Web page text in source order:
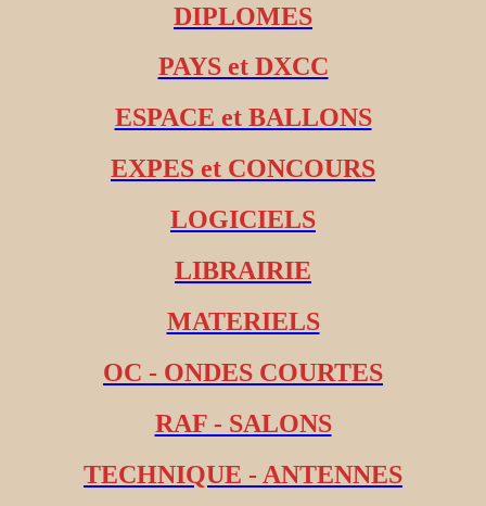
DIPLOMES
PAYS et DXCC
ESPACE et BALLONS
EXPES et CONCOURS
LOGICIELS
LIBRAIRIE
MATERIELS
OC - ONDES COURTES
RAF - SALONS
TECHNIQUE - ANTENNES